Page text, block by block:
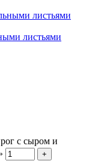
листьями
с сыром и
+